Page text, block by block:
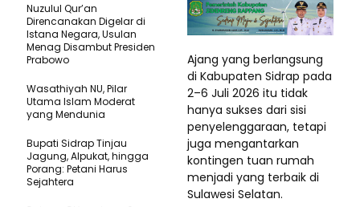
Ajang yang berlangsung
di Kabupaten Sidrap pada
2–6 Juli 2026 itu tidak
hanya sukses dari sisi
penyelenggaraan, tetapi
juga mengantarkan
kontingen tuan rumah
menjadi yang terbaik di
Sulawesi Selatan.
Nuzulul Qur’an
Direncanakan Digelar di
Istana Negara, Usulan
Menag Disambut Presiden
Prabowo
Wasathiyah NU, Pilar
Utama Islam Moderat
yang Mendunia
Bupati Sidrap Tinjau
Jagung, Alpukat, hingga
Porang: Petani Harus
Sejahtera